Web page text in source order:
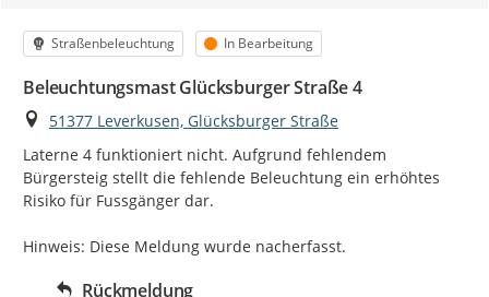
Kategorie
Straßenbeleuchtung Status
In Bearbeitung
Beleuchtungsmast Glücksburger Straße 4
Ort
51377 Leverkusen, Glücksburger Straße
Laterne 4 funktioniert nicht. Aufgrund fehlendem
Bürgersteig stellt die fehlende Beleuchtung ein erhöhtes
Risiko für Fussgänger dar.
Hinweis: Diese Meldung wurde nacherfasst.
Rückmeldung